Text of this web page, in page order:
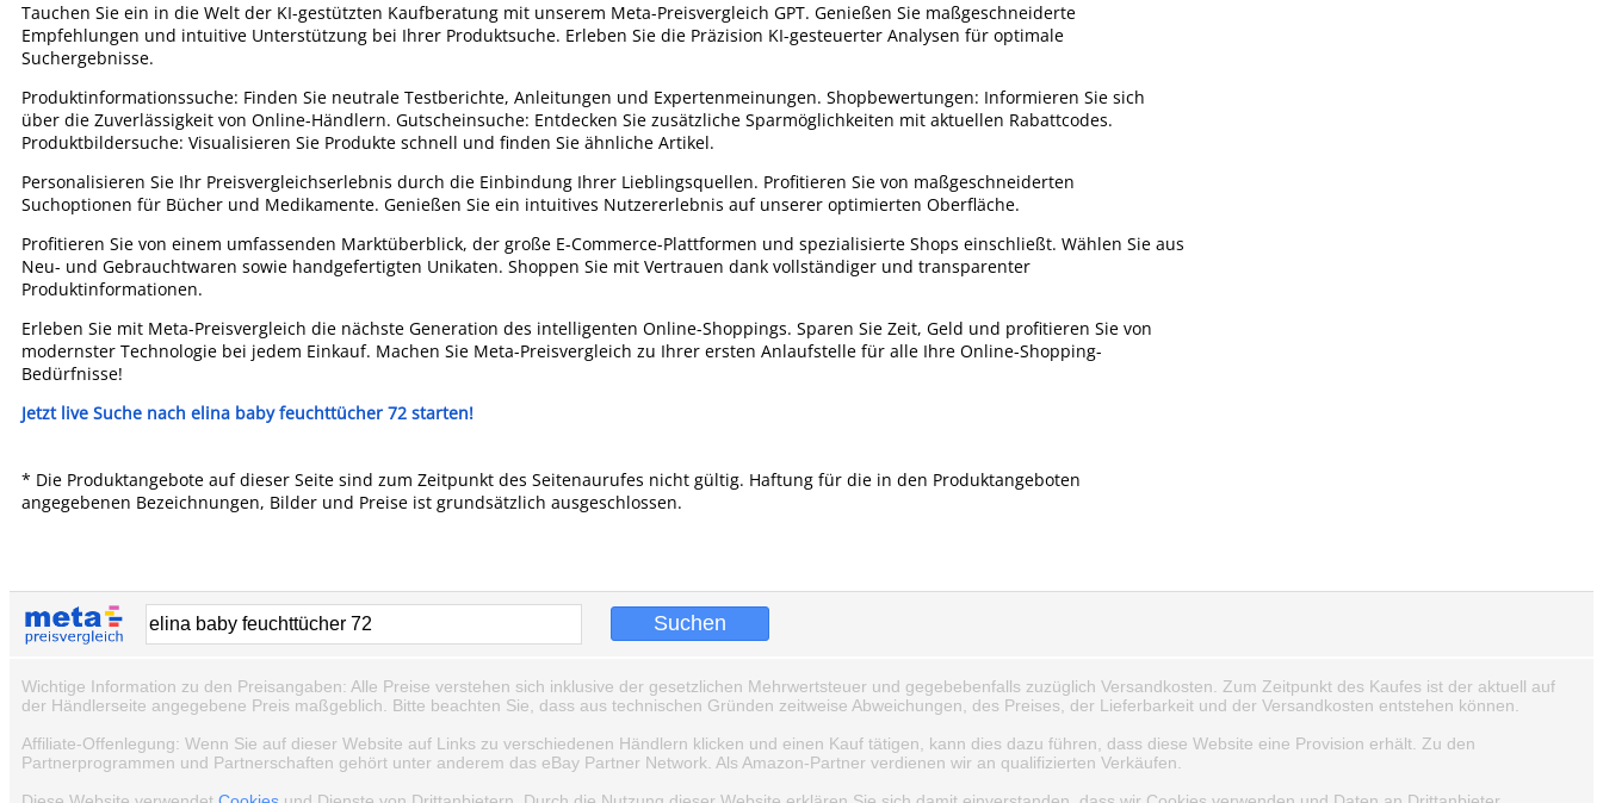
Tauchen Sie ein in die Welt der KI-gestützten Kaufberatung mit unserem Meta-Preisvergleich GPT. Genießen Sie maßgeschneiderte
Empfehlungen und intuitive Unterstützung bei Ihrer Produktsuche. Erleben Sie die Präzision KI-gesteuerter Analysen für optimale
Suchergebnisse.
Produktinformationssuche: Finden Sie neutrale Testberichte, Anleitungen und Expertenmeinungen. Shopbewertungen: Informieren Sie sich
über die Zuverlässigkeit von Online-Händlern. Gutscheinsuche: Entdecken Sie zusätzliche Sparmöglichkeiten mit aktuellen Rabattcodes.
Produktbildersuche: Visualisieren Sie Produkte schnell und finden Sie ähnliche Artikel.
Personalisieren Sie Ihr Preisvergleichserlebnis durch die Einbindung Ihrer Lieblingsquellen. Profitieren Sie von maßgeschneiderten
Suchoptionen für Bücher und Medikamente. Genießen Sie ein intuitives Nutzererlebnis auf unserer optimierten Oberfläche.
Profitieren Sie von einem umfassenden Marktüberblick, der große E-Commerce-Plattformen und spezialisierte Shops einschließt. Wählen Sie aus
Neu- und Gebrauchtwaren sowie handgefertigten Unikaten. Shoppen Sie mit Vertrauen dank vollständiger und transparenter
Produktinformationen.
Erleben Sie mit Meta-Preisvergleich die nächste Generation des intelligenten Online-Shoppings. Sparen Sie Zeit, Geld und profitieren Sie von
modernster Technologie bei jedem Einkauf. Machen Sie Meta-Preisvergleich zu Ihrer ersten Anlaufstelle für alle Ihre Online-Shopping-
Bedürfnisse!
Jetzt live Suche nach elina baby feuchttücher 72 starten!
* Die Produktangebote auf dieser Seite sind zum Zeitpunkt des Seitenaurufes nicht gültig. Haftung für die in den Produktangeboten
angegebenen Bezeichnungen, Bilder und Preise ist grundsätzlich ausgeschlossen.
Wichtige Information zu den Preisangaben: Alle Preise verstehen sich inklusive der gesetzlichen Mehrwertsteuer und gegebebenfalls zuzüglich Versandkosten. Zum Zeitpunkt des Kaufes ist der aktuell auf
der Händlerseite angegebene Preis maßgeblich. Bitte beachten Sie, dass aus technischen Gründen zeitweise Abweichungen, des Preises, der Lieferbarkeit und der Versandkosten entstehen können.
Affiliate-Offenlegung: Wenn Sie auf dieser Website auf Links zu verschiedenen Händlern klicken und einen Kauf tätigen, kann dies dazu führen, dass diese Website eine Provision erhält. Zu den
Partnerprogrammen und Partnerschaften gehört unter anderem das eBay Partner Network. Als Amazon-Partner verdienen wir an qualifizierten Verkäufen.